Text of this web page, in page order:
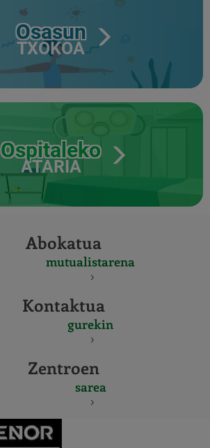
Osasun
TXOKOA
Ospitaleko
ATARIA
Abokatua
mutualistarena
Kontaktua
gurekin
Zentroen
sarea